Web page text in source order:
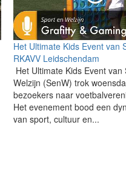
Het Ultimate Kids Event van
RKAVV Leidschendam
Het Ultimate Kids Event van
Welzijn (SenW) trok
bezoekers naar
Het evenement bood een
van sport, cultuur en...